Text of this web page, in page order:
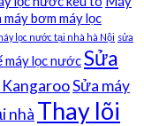
bơm máy lọc
lọc nước tại nhà hà Nội sửa
máy lọc nướcSửa
Sửa máy
nhà Thay lõi